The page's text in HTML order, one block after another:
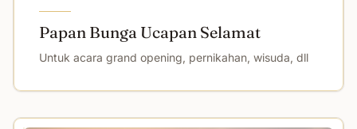
Papan Bunga Ucapan Selamat
Untuk acara grand opening, pernikahan, wisuda, dll